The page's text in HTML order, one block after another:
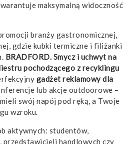
maksymalną widoczność
branży gastronomicznej,
gdzie kubki termiczne i filiżanki
BRADFORD. Smycz i uchwyt na
pochodzącego z recyklingu
gadżet reklamowydla
lub akcje outdoorowe –
swój napój pod ręką, a Twoje
wzroku.
aktywnych: studentów,
handlowych czy